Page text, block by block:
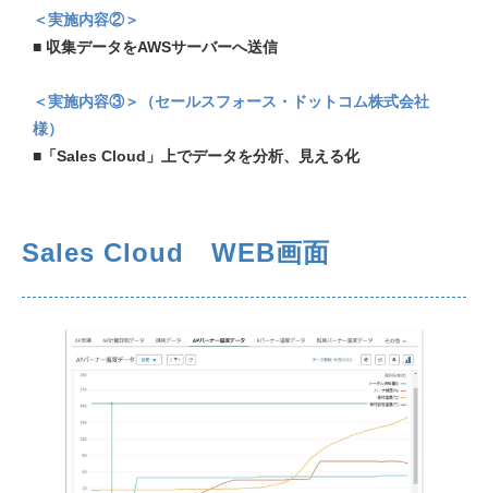
＜実施内容②＞
■ 収集データをAWSサーバーへ送信
＜実施内容③＞（セールスフォース・ドットコム株式会社
様）
■ 「Sales Cloud」上でデータを分析、見える化
Sales Cloud WEB画面